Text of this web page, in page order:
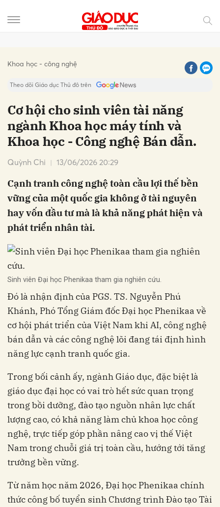
Khoa học - công nghệ
Theo dõi Giáo dục Thủ đô trên
Cơ hội cho sinh viên tài năng
ngành Khoa học máy tính và
Khoa học - Công nghệ Bán dẫn.
Quỳnh Chi 13/06/2026 20:29
Cạnh tranh công nghệ toàn cầu lợi thế bền
vững của một quốc gia không ở tài nguyên
hay vốn đầu tư mà là khả năng phát hiện và
phát triển nhân tài.
Sinh viên Đại học Phenikaa tham gia nghiên cứu.
Đó là nhận định của PGS. TS. Nguyễn Phú
Khánh, Phó Tổng Giám đốc Đại học Phenikaa về
cơ hội phát triển của Việt Nam khi AI, công nghệ
bán dẫn và các công nghệ lõi đang tái định hình
năng lực cạnh tranh quốc gia.
Trong bối cảnh ấy, ngành Giáo dục, đặc biệt là
giáo dục đại học có vai trò hết sức quan trọng
trong bồi dưỡng, đào tạo nguồn nhân lực chất
lượng cao, có khả năng làm chủ khoa học công
nghệ, trực tiếp góp phần nâng cao vị thế Việt
Nam trong chuỗi giá trị toàn cầu, hướng tới tăng
trưởng bền vững.
Từ năm học năm 2026, Đại học Phenikaa chính
thức công bố tuyển sinh Chương trình Đào tạo Tài
Hủy Gửi